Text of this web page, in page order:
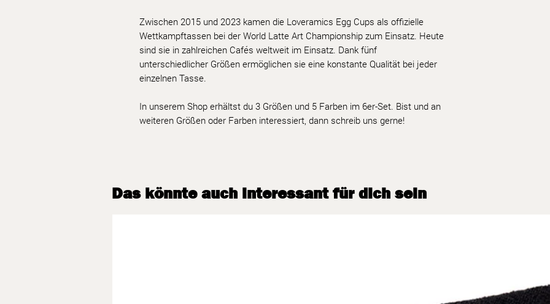
Zwischen 2015 und 2023 kamen die Loveramics Egg Cups als offizielle
Wettkampftassen bei der World Latte Art Championship zum Einsatz. Heute
sind sie in zahlreichen Cafés weltweit im Einsatz. Dank fünf
unterschiedlicher Größen ermöglichen sie eine konstante Qualität bei jeder
einzelnen Tasse.
In unserem Shop erhältst du 3 Größen und 5 Farben im 6er-Set. Bist und an
weiteren Größen oder Farben interessiert, dann schreib uns gerne!
Das könnte auch interessant für dich sein